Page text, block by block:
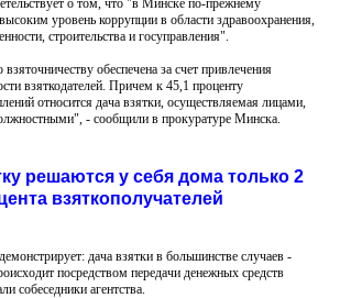
о том, что "в Минске по-прежнему
уровень коррупции в области здравоохранения,
строительства и госуправления".
обеспечена за счет привлечения
взяткодателей. Причем к 45,1 проценту
относится дача взятки, осуществляемая лицами,
- сообщили в прокуратуре Минска.
решаются у себя дома только 2
взяткополучателей
дача взятки в большинстве случаев -
посредством передачи денежных средств
собеседники агентства.